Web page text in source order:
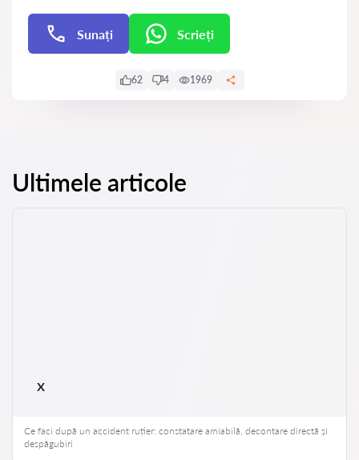
Sunați Scrieți
62 4 1969
Ultimele articole
x
Ce faci după un accident rutier: constatare amiabilă, decontare directă și
despăgubiri